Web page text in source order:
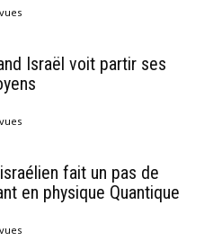
Israël voit partir ses
fait un pas de
en physique Quantique